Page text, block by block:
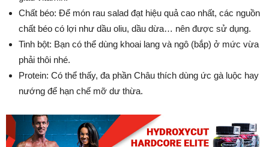
Chất béo: Để món rau salad đạt hiệu quả cao nhất, các nguồn
chất béo có lợi như dầu oliu, dầu dừa… nên được sử dụng.
Tinh bột: Bạn có thể dùng khoai lang và ngô (bắp) ở mức vừa
phải thôi nhé.
Protein: Có thể thấy, đa phần Châu thích dùng ức gà luộc hay
nướng để hạn chế mỡ dư thừa.